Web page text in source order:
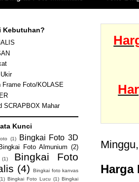
Harga
Kebutuhan?
Frame Foto/KOLASE
SCRAPBOX Mahar
Kunci
(1)
Bingkai Foto 3D
Foto Almunium (2)
(1)
Bingkai Foto
(4)
Bingkai foto kanvas
Bingkai Foto Lucu (1) Bingkai